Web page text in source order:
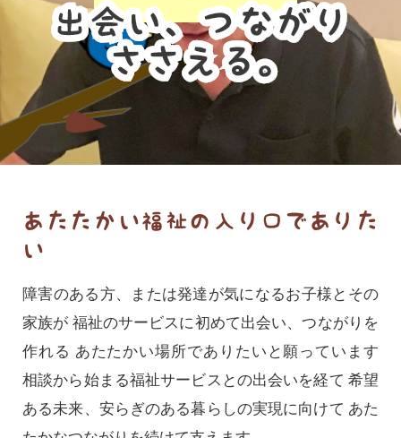
あたたかい福祉の入り口でありた
い
障害のある方、または発達が気になるお子様とその
家族が 福祉のサービスに初めて出会い、つながりを
作れる あたたかい場所でありたいと願っています
相談から始まる福祉サービスとの出会いを経て 希望
ある未来、安らぎのある暮らしの実現に向けて あた